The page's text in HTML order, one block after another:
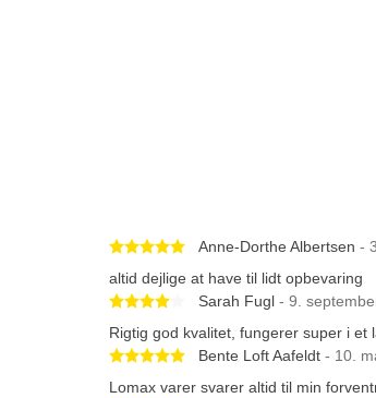
Betygsatt 5 av 5 stjärnor
Anne-Dorthe Albertsen -
altid dejlige at have til lidt opbevaring
Betygsatt 4 av 5 stjärnor
Sarah Fugl - 9.
Rigtig god kvalitet, fungerer super i et
Betygsatt 5 av 5 stjärnor
Bente Loft Aafeldt - 10.
Lomax varer svarer altid til min